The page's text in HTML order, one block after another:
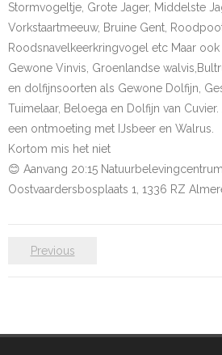
- Natuurfotografie
- - Foto van de maand
- Nestgelegenheid
- Werkgroep Vogels ringen
- Tellingen
- - Tuinvogeltelling: verslag van
Stormvogeltje, Grote Jager, Middelste
Vorkstaartmeeuw, Bruine Gent,
Roodsnavelkeerkringvogel etc Maar ook
Gewone Vinvis, Groenlandse
en dolfijnsoorten als Gewone Dolfijn,
Tuimelaar, Beloega en Dolfijn van
een ontmoeting met IJsbeer en Walrus.
Kortom mis het niet
😊 Aanvang 20:15
Oostvaardersbosplaats 1, 1336 RZ
Previous